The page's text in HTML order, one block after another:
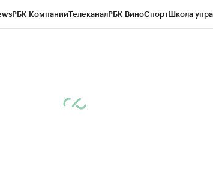
РБК КомпанииТелеканалРБК ВиноСпортШкола